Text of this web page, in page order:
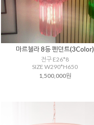
마르첼라 8등 펜던트(3Color)
전구 E26*8
SIZE W290*H650
1,500,000원